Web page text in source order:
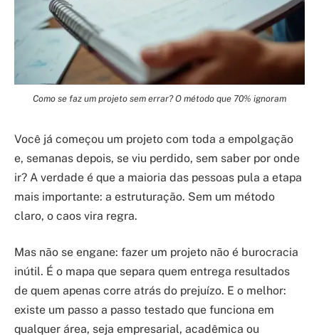
Como se faz um projeto sem errar? O método que 70% ignoram
Você já começou um projeto com toda a empolgação
e, semanas depois, se viu perdido, sem saber por onde
ir? A verdade é que a maioria das pessoas pula a etapa
mais importante: a estruturação. Sem um método
claro, o caos vira regra.
Mas não se engane: fazer um projeto não é burocracia
inútil. É o mapa que separa quem entrega resultados
de quem apenas corre atrás do prejuízo. E o melhor:
existe um passo a passo testado que funciona em
qualquer área, seja empresarial, acadêmica ou